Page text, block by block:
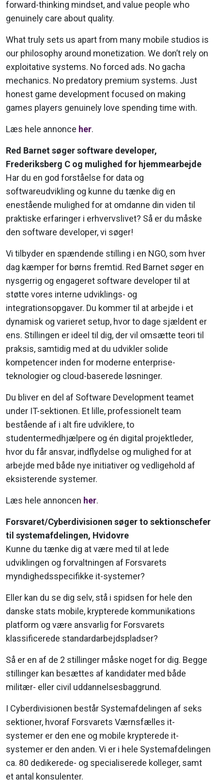
forward-thinking mindset, and value people who
genuinely care about quality.
What truly sets us apart from many mobile studios is
our philosophy around monetization. We don’t rely on
exploitative systems. No forced ads. No gacha
mechanics. No predatory premium systems. Just
honest game development focused on making
games players genuinely love spending time with.
Læs hele annonce her.
Red Barnet søger software developer,
Frederiksberg C og mulighed for hjemmearbejde
Har du en god forståelse for data og
softwareudvikling og kunne du tænke dig en
enestående mulighed for at omdanne din viden til
praktiske erfaringer i erhvervslivet? Så er du måske
den software developer, vi søger!
Vi tilbyder en spændende stilling i en NGO, som hver
dag kæmper for børns fremtid. Red Barnet søger en
nysgerrig og engageret software developer til at
støtte vores interne udviklings- og
integrationsopgaver. Du kommer til at arbejde i et
dynamisk og varieret setup, hvor to dage sjældent er
ens. Stillingen er ideel til dig, der vil omsætte teori til
praksis, samtidig med at du udvikler solide
kompetencer inden for moderne enterprise-
teknologier og cloud-baserede løsninger.
Du bliver en del af Software Development teamet
under IT-sektionen. Et lille, professionelt team
bestående af i alt fire udviklere, to
studentermedhjælpere og én digital projektleder,
hvor du får ansvar, indflydelse og mulighed for at
arbejde med både nye initiativer og vedligehold af
eksisterende systemer.
Læs hele annoncen her.
Forsvaret/Cy­ber­di­vi­sio­nen søger to sek­tions­che­fer
til syste­maf­de­lin­gen, Hvidovre
Kunne du tænke dig at være med til at lede
udviklingen og forvaltningen af Forsvarets
myndighedsspecifikke it-systemer?
Eller kan du se dig selv, stå i spidsen for hele den
danske stats mobile, krypterede kommunikations
platform og være ansvarlig for Forsvarets
klassificerede standardarbejdspladser?
Så er en af de 2 stillinger måske noget for dig. Begge
stillinger kan besættes af kandidater med både
militær- eller civil uddannelsesbaggrund.
I Cyberdivisionen består Systemafdelingen af seks
sektioner, hvoraf Forsvarets Værnsfælles it-
systemer er den ene og mobile krypterede it-
systemer er den anden. Vi er i hele Systemafdelingen
ca. 80 dedikerede- og specialiserede kolleger, samt
et antal konsulenter.